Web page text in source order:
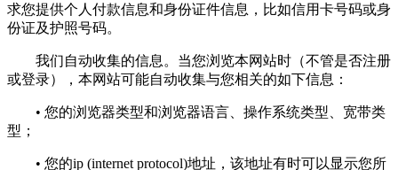
求您提供个人付款信息和身份证件信息，比如信用卡号码或身
份证及护照号码。
我们自动收集的信息。当您浏览本网站时（不管是否注册
或登录），本网站可能自动收集与您相关的如下信息：
• 您的浏览器类型和浏览器语言、操作系统类型、宽带类
型；
• 您的ip (internet protocol)地址，该地址有时可以显示您所